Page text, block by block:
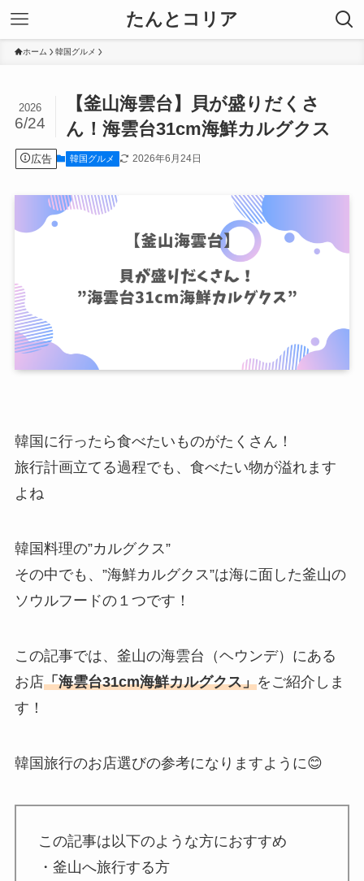
たんとコリア
ホーム 韓国グルメ
【釜山海雲台】貝が盛りだくさ
ん！海雲台31cm海鮮カルグクス
2026
6/24
広告 韓国グルメ 2026年6月24日
韓国に行ったら食べたいものがたくさん！
旅行計画立てる過程でも、食べたい物が溢れます
よね
韓国料理の”カルグクス”
その中でも、”海鮮カルグクス”は海に面した釜山の
ソウルフードの１つです！
この記事では、釜山の海雲台（ヘウンデ）にある
お店「海雲台31cm海鮮カルグクス」をご紹介しま
す！
韓国旅行のお店選びの参考になりますように😊
この記事は以下のような方におすすめ
・釜山へ旅行する方